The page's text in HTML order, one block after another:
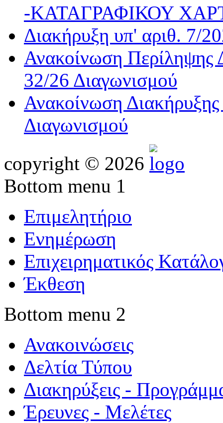
-ΚΑΤΑΓΡΑΦΙΚΟΥ
Διακήρυξη υπ' αριθ. 7/
Ανακοίνωση Περίληψης
32/26 Διαγωνισμού
Ανακοίνωση
Διαγωνισμού
copyright © 2026
Bottom menu 1
Επιμελητήριο
Ενημέρωση
Επιχειρηματικός
Έκθεση
Bottom menu 2
Ανακοινώσεις
Δελτία Τύπου
Διακηρύξεις -
Έρευνες - Μελέτες